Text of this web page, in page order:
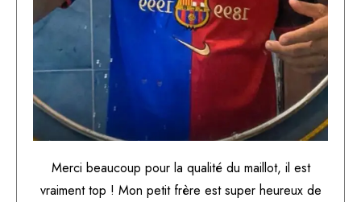
Merci beaucoup pour la qualité du maillot, il est
vraiment top ! Mon petit frère est super heureux de